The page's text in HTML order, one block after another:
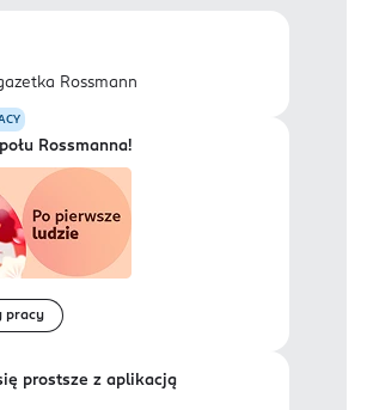
Rossmanna!
pracy
prostsze z aplikacją